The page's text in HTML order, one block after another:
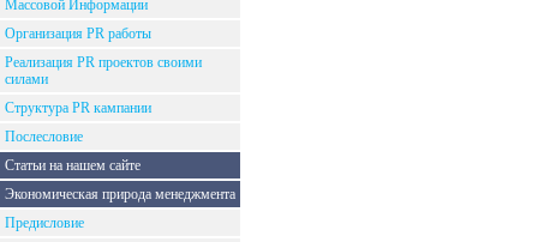
Массовой Информации
Организация PR работы
Реализация PR проектов своими
силами
Структура PR кампании
Послесловие
Статьи на нашем сайте
Экономическая природа менеджмента
Предисловие